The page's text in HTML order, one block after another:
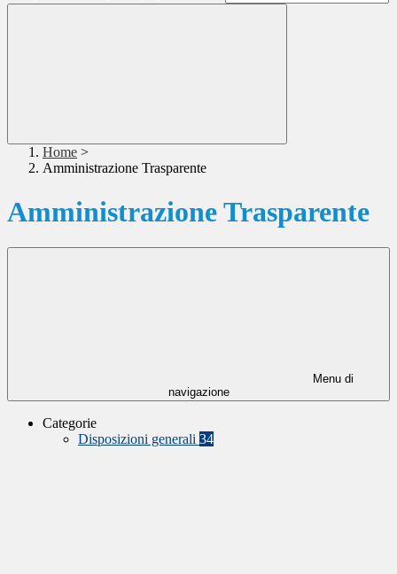
Home >
Amministrazione Trasparente
Amministrazione Trasparente
Menu di
navigazione
Categorie
Disposizioni generali 34